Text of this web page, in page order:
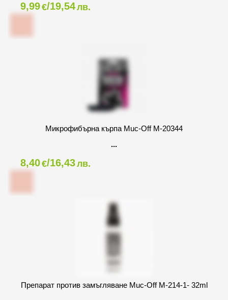
9,99€/19,54лв.
Микрофибърна кърпа Muc-Off M-20344
8,40€/16,43лв.
Препарат против замъгляване Muc-Off M-214-1- 32ml